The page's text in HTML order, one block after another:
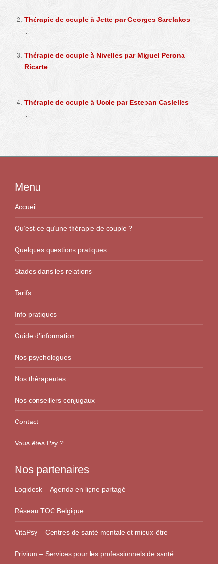
Thérapie de couple à Jette par Georges Sarelakos
Thérapie de couple à Nivelles par Miguel Perona
Ricarte
Thérapie de couple à Uccle par Esteban Casielles
Menu
Accueil
Qu’est-ce qu’une thérapie de couple ?
Quelques questions pratiques
Stades dans les relations
Tarifs
Info pratiques
Guide d’information
Nos psychologues
Nos thérapeutes
Nos conseillers conjugaux
Contact
Vous êtes Psy ?
Nos partenaires
Logidesk – Agenda en ligne partagé
Réseau TOC Belgique
VitaPsy – Centres de santé mentale et mieux-être
Privium – Services pour les professionnels de santé